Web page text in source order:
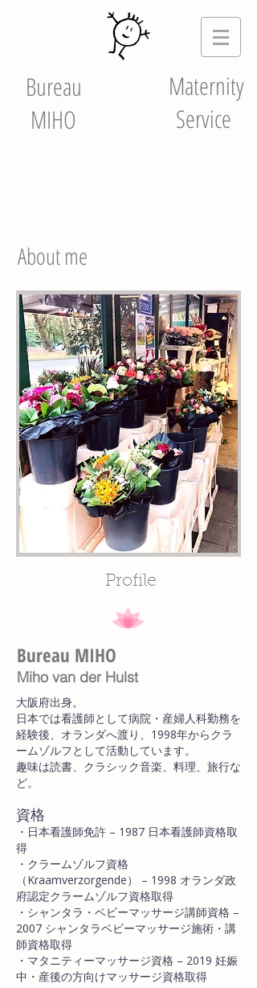
Bureau
MIHO
Maternity
Service
About me
Profile
Bureau MIHO ​
Miho van der Hulst
大阪府出身。
日本では看護師として病院・産婦人科勤務を
経験後、オランダへ渡り、1998年からクラ
ームゾルフとして活動しています。​
趣味は読書、クラシック音楽、料理、旅行な
ど。​
資格​
・日本看護師免許 – 1987 日本看護師資格取
得
・クラームゾルフ資格
（Kraamverzorgende） – 1998 オランダ政
府認定クラームゾルフ資格取得
・シャンタラ・ベビーマッサージ講師資格 –
2007 シャンタラベビーマッサージ施術・講
師資格取得
・マタニティーマッサージ資格 – 2019 妊娠
中・産後の方向けマッサージ資格取得